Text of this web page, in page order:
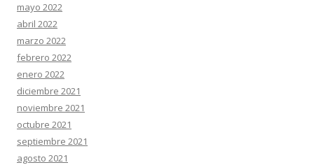
mayo 2022
abril 2022
marzo 2022
febrero 2022
enero 2022
diciembre 2021
noviembre 2021
octubre 2021
septiembre 2021
agosto 2021